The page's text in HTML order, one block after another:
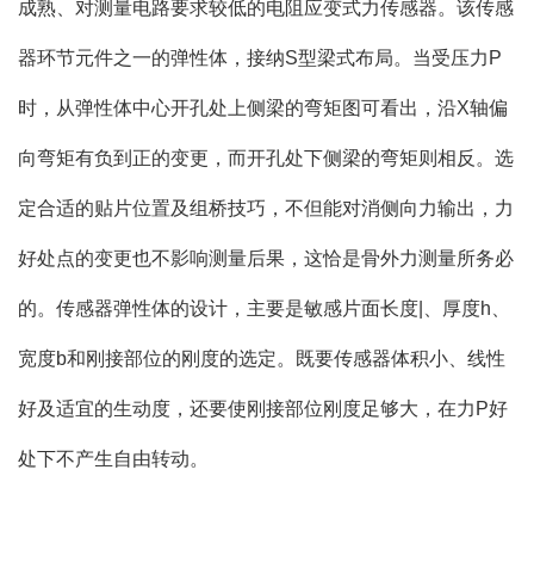
成熟、对测量电路要求较低的电阻应变式力传感器。该传感
器环节元件之一的弹性体，接纳S型梁式布局。当受压力P
时，从弹性体中心开孔处上侧梁的弯矩图可看出，沿X轴偏
向弯矩有负到正的变更，而开孔处下侧梁的弯矩则相反。选
定合适的贴片位置及组桥技巧，不但能对消侧向力输出，力
好处点的变更也不影响测量后果，这恰是骨外力测量所务必
的。传感器弹性体的设计，主要是敏感片面长度|、厚度h、
宽度b和刚接部位的刚度的选定。既要传感器体积小、线性
好及适宜的生动度，还要使刚接部位刚度足够大，在力P好
处下不产生自由转动。